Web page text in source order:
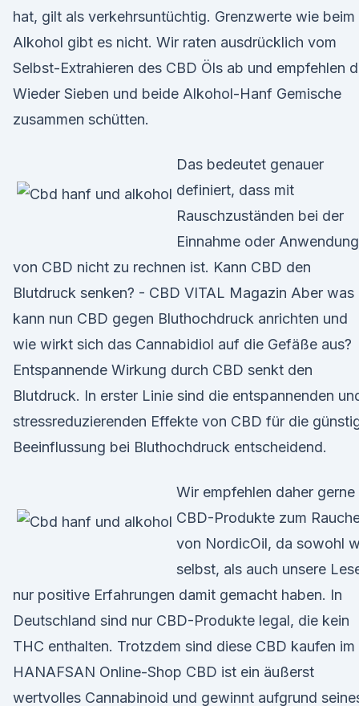
hat, gilt als verkehrsuntüchtig. Grenzwerte wie beim
Alkohol gibt es nicht. Wir raten ausdrücklich vom
Selbst-Extrahieren des CBD Öls ab und empfehlen
Wieder Sieben und beide Alkohol-Hanf Gemische
zusammen schütten.
Das bedeutet genauer
definiert, dass mit
Rauschzuständen bei der
Einnahme oder Anwendung
von CBD nicht zu rechnen ist. Kann CBD den
Blutdruck senken? - CBD VITAL Magazin Aber was
kann nun CBD gegen Bluthochdruck anrichten und
wie wirkt sich das Cannabidiol auf die Gefäße aus?
Entspannende Wirkung durch CBD senkt den
Blutdruck. In erster Linie sind die entspannenden
stressreduzierenden Effekte von CBD für die
Beeinflussung bei Bluthochdruck entscheidend.
Wir empfehlen daher gerne
CBD-Produkte zum
von NordicOil, da sowohl
selbst, als auch unsere
nur positive Erfahrungen damit gemacht haben. In
Deutschland sind nur CBD-Produkte legal, die kein
THC enthalten. Trotzdem sind diese CBD kaufen im
HANAFSAN Online-Shop CBD ist ein äußerst
wertvolles Cannabinoid und gewinnt aufgrund